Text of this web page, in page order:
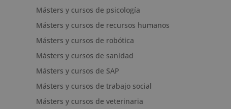
Másters y cursos de psicología
Másters y cursos de recursos humanos
Másters y cursos de robótica
Másters y cursos de sanidad
Másters y cursos de SAP
Másters y cursos de trabajo social
Másters y cursos de veterinaria